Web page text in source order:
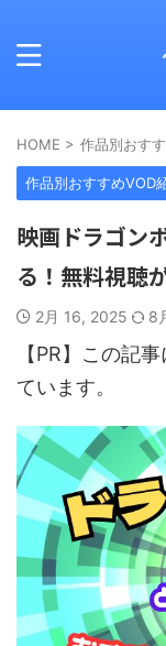
HOME > 作品別おす
作品別おすすめVOD
映画ドラゴン
る！無料視聴
2月 16, 2025 8
【PR】この記
ています。